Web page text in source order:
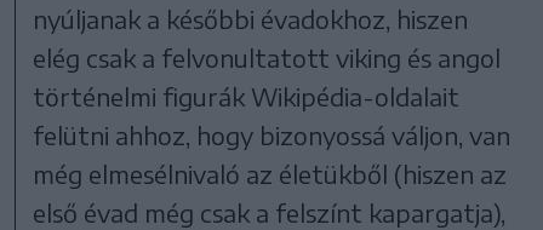
nyúljanak a későbbi évadokhoz, hiszen
elég csak a felvonultatott viking és angol
történelmi figurák Wikipédia-oldalait
felütni ahhoz, hogy bizonyossá váljon, van
még elmesélnivaló az életükből (hiszen az
első évad még csak a felszínt kapargatja),